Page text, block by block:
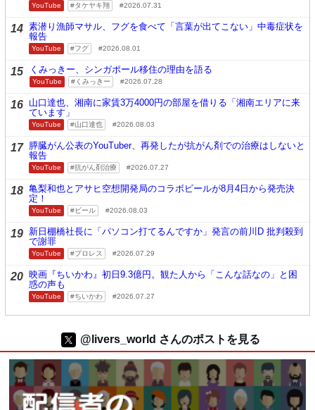
YouTube タケヤキ翔 2026.07.31
14 素潜り漁師マサル、フグを食べて「言葉が出てこない」中毒症状を
報告
YouTube フグ 2026.08.01
15 くみっきー、シンガポール移住の理由を語る
YouTube くみっきー 2026.07.28
16 山口達也、湘南に家賃3万4000円の部屋を借りる「湘南エリアに来
ています」
YouTube 山口達也 2026.08.03
17 膵臓がん公表のYouTuber、再発したが抗がん剤での治療はしないと
報告
YouTube 抗がん剤治療 2026.07.27
18 亀梨和也とアサヒ空想開発局のコラボビールが8月4日から発売決
定！
YouTube ビール 2026.08.03
19 新日棚橋社長に「パソコン打てるんですか」発言の前川D 批判殺到
で謝罪
YouTube プロレス 2026.07.29
20 映画『ちいかわ』初日9.3億円。観た人から「こんな話なの」と困
惑の声も
YouTube ちいかわ 2026.07.27
@livers_world さんのポストを見る